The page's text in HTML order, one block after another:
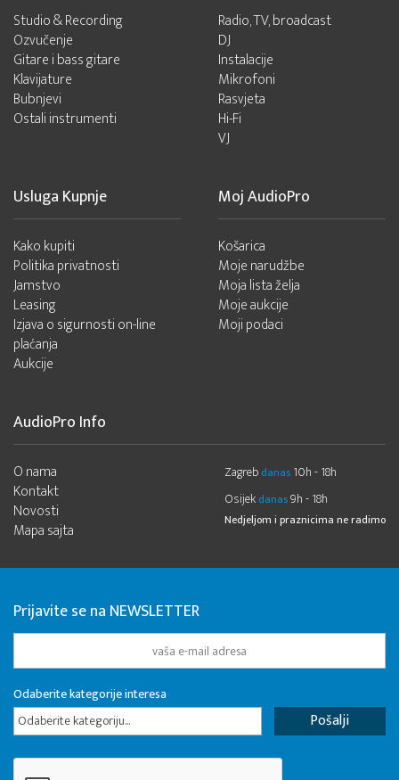
Studio & Recording
Ozvučenje
Gitare i bass gitare
Klavijature
Bubnjevi
Ostali instrumenti
Radio, TV, broadcast
DJ
Instalacije
Mikrofoni
Rasvjeta
Hi-Fi
VJ
Usluga Kupnje
Kako kupiti
Politika privatnosti
Jamstvo
Leasing
Izjava o sigurnosti on-line
plaćanja
Aukcije
Moj AudioPro
Košarica
Moje narudžbe
Moja lista želja
Moje aukcije
Moji podaci
AudioPro Info
O nama
Kontakt
Novosti
Mapa sajta
Zagreb danas 10h - 18h
Osijek danas9h - 18h
Nedjeljom i praznicima ne radimo
Prijavite se na NEWSLETTER
Odaberite kategorije interesa
Odaberite kategoriju...